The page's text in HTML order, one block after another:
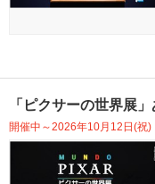
「ピクサーの世界展
開催中～2026年10月12日(祝)